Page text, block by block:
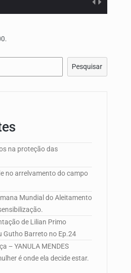
Pesquisar
na proteção das
no arrelvamento do campo
Mundial do Aleitamento
de Lilian Primo
Gutho Barreto no Ep.24
– YANULA MENDES
é onde ela decide estar.